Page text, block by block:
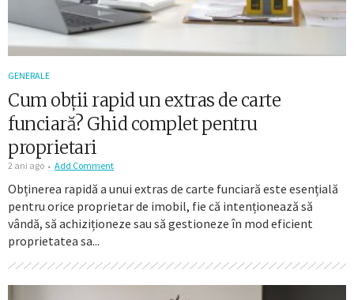
GENERALE
Cum obții rapid un extras de carte
funciară? Ghid complet pentru
proprietari
2 ani ago Add Comment
Obținerea rapidă a unui extras de carte funciară este esențială
pentru orice proprietar de imobil, fie că intenționează să
vândă, să achiziționeze sau să gestioneze în mod eficient
proprietatea sa...